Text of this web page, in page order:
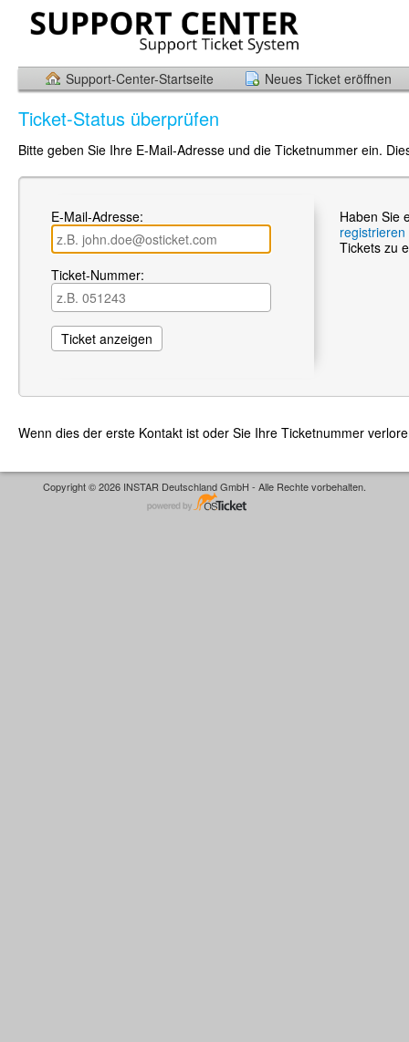
Support-Center-Startseite Neues Ticket eröffnen
Ticket-Status überprüfen
Bitte geben Sie Ihre E-Mail-Adresse und die Ticketnummer ein.
E-Mail-Adresse:
Ticket-Nummer:
Haben Sie
Tickets zu
Wenn dies der erste Kontakt ist oder Sie Ihre Ticketnummer
Copyright © 2026 INSTAR Deutschland GmbH - Alle Rechte vorbehalten.